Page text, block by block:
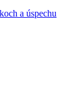
a úspechu